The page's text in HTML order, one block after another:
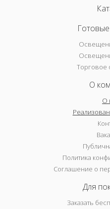
Торговое
О
О
Политика
Соглашение о
Для
Заказать